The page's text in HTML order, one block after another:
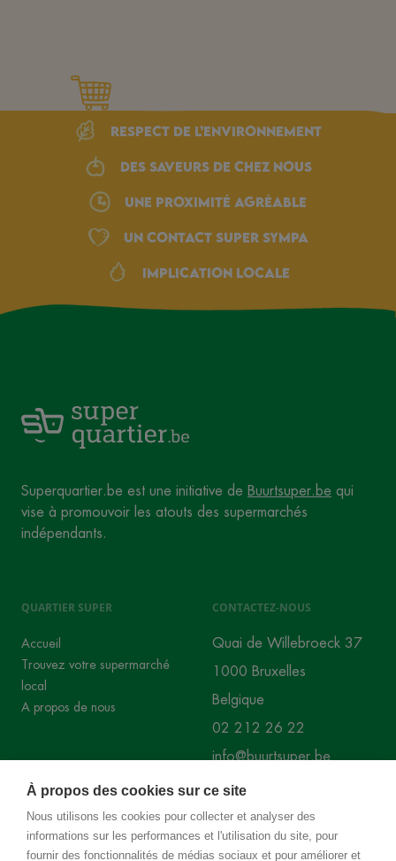
À propos des cookies sur ce site
Nous utilisons les cookies pour collecter et analyser des
informations sur les performances et l'utilisation du site, pour
fournir des fonctionnalités de médias sociaux et pour améliorer et
Respect de l’environnement
Des saveurs de chez nous
une proximité agréable
Un Contact Super Sympa
Implication locale
Superquartier.be est une initiative de Buurtsuper.be qui
vise à promouvoir les atouts des supermarchés
indépendants.
QUARTIER SUPER
Accueil
Trouvez votre supermarché
local
A propos de nous
CONTACTEZ-NOUS
Quai de Willebroeck 37
1000 Bruxelles
Belgique
02 212 26 22
info@buurtsuper.be
RÉSEAUX SOCIAUX
Instagram Facebook